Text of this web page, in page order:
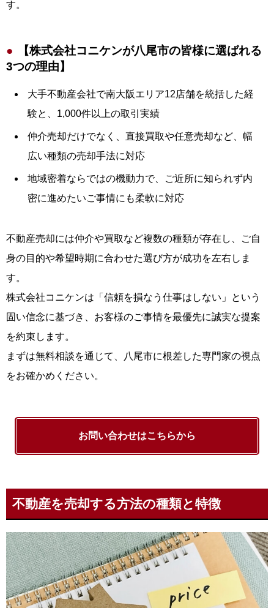
す。
【株式会社コニケンが八尾市の皆様に選ばれる
3つの理由】
大手不動産会社で南大阪エリア12店舗を統括した経
験と、1,000件以上の取引実績
仲介売却だけでなく、直接買取や任意売却など、幅
広い種類の売却手法に対応
地域密着ならではの機動力で、ご近所に知られず内
密に進めたいご事情にも柔軟に対応
不動産売却には仲介や買取など複数の種類が存在し、ご自
身の目的や希望時期に合わせた選び方が成功を左右しま
す。
株式会社コニケンは「信頼を損なう仕事はしない」という
固い信念に基づき、お客様のご事情を最優先に誠実な提案
を約束します。
まずは無料相談を通じて、八尾市に根差した専門家の視点
をお確かめください。
お問い合わせはこちらから
不動産を売却する方法の種類と特徴